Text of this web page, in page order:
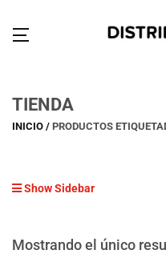
TIENDA
INICIO PRODUCTOS
Show Sidebar
Mostrando el único